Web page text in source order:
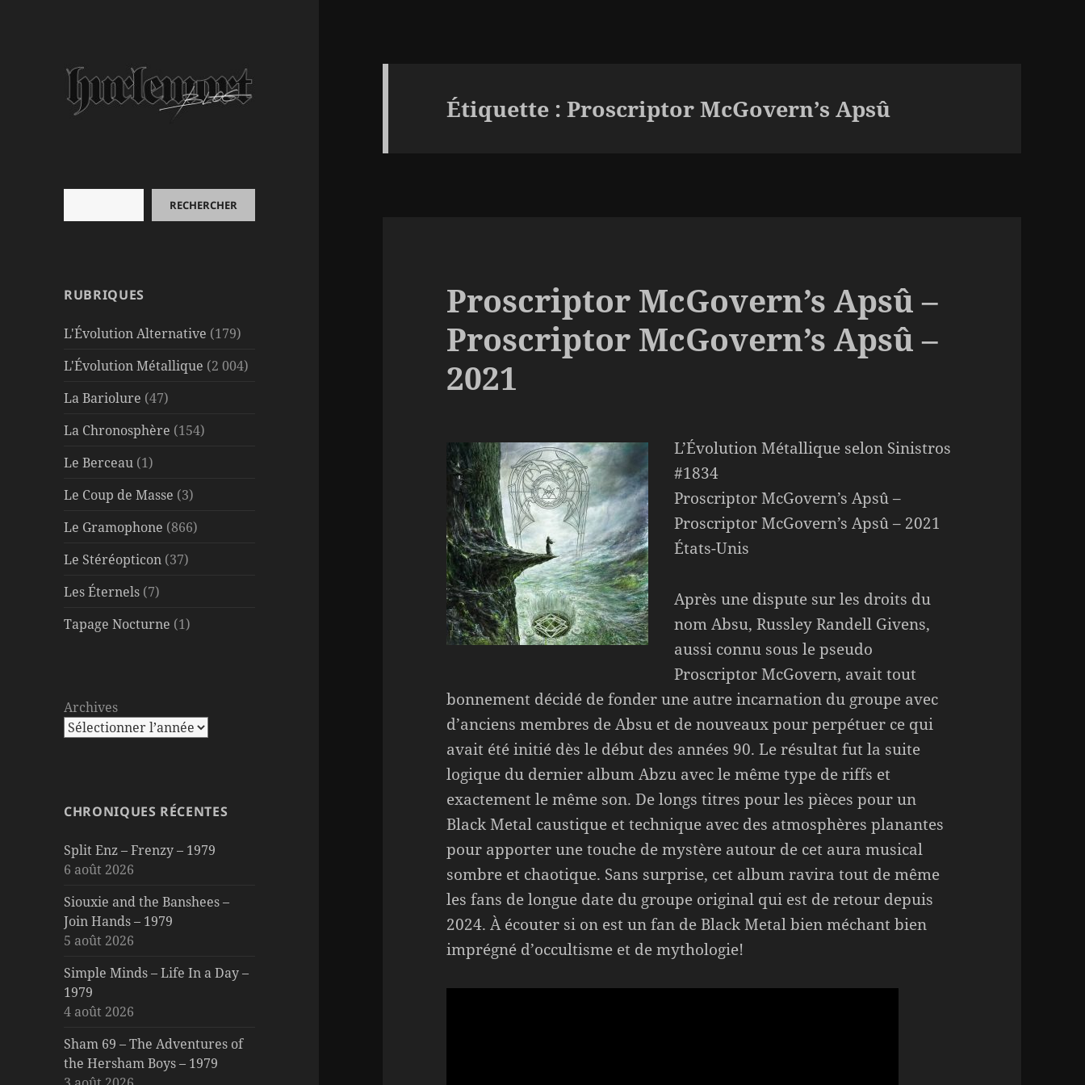
RECHERCHER
RUBRIQUES
L'Évolution Alternative (179)
L'Évolution Métallique (2 004)
La Bariolure (47)
La Chronosphère (154)
Le Berceau (1)
Le Coup de Masse (3)
Le Gramophone (866)
Le Stéréopticon (37)
Les Éternels (7)
Tapage Nocturne (1)
Archives
CHRONIQUES RÉCENTES
Split Enz – Frenzy – 1979
6 août 2026
Siouxie and the Banshees –
Join Hands – 1979
5 août 2026
Simple Minds – Life In a Day –
1979
4 août 2026
Sham 69 – The Adventures of
the Hersham Boys – 1979
Étiquette :Proscriptor McGovern’s Apsû
Proscriptor McGovern’s Apsû –
Proscriptor McGovern’s Apsû –
2021
L’Évolution Métallique selon Sinistros
#1834
Proscriptor McGovern’s Apsû –
Proscriptor McGovern’s Apsû – 2021
États-Unis
Après une dispute sur les droits du
nom Absu, Russley Randell Givens,
aussi connu sous le pseudo
Proscriptor McGovern, avait tout
bonnement décidé de fonder une autre incarnation du groupe avec
d’anciens membres de Absu et de nouveaux pour perpétuer ce qui
avait été initié dès le début des années 90. Le résultat fut la suite
logique du dernier album Abzu avec le même type de riffs et
exactement le même son. De longs titres pour les pièces pour un
Black Metal caustique et technique avec des atmosphères planantes
pour apporter une touche de mystère autour de cet aura musical
sombre et chaotique. Sans surprise, cet album ravira tout de même
les fans de longue date du groupe original qui est de retour depuis
2024. À écouter si on est un fan de Black Metal bien méchant bien
imprégné d’occultisme et de mythologie!